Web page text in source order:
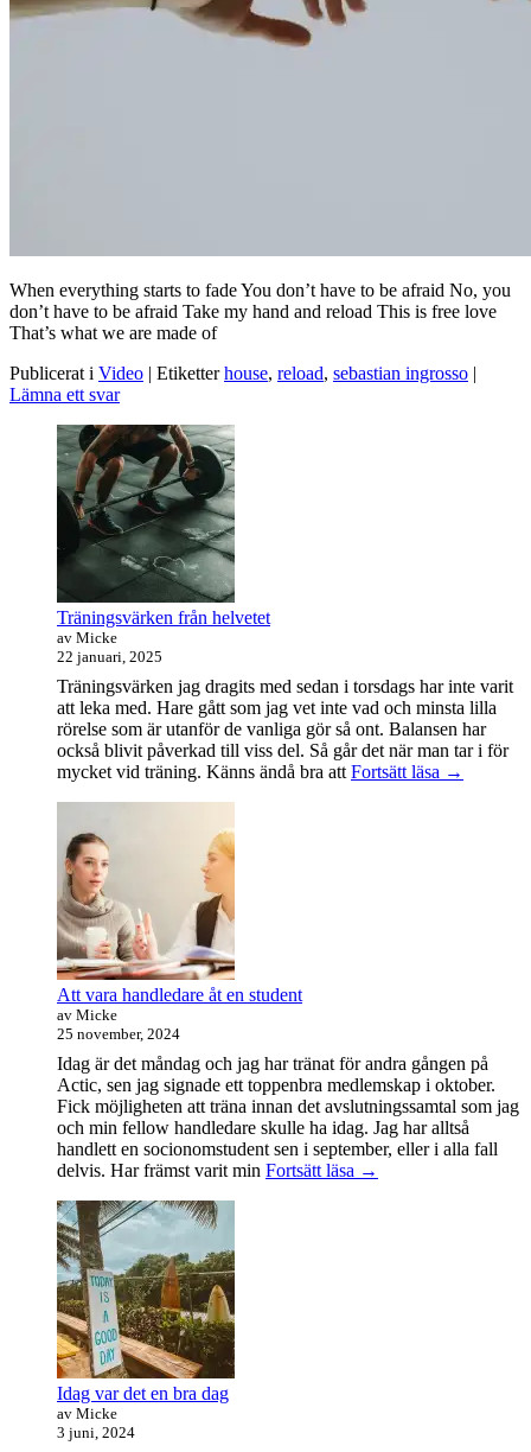
When everything starts to fade You don’t have to be afraid No, you
don’t have to be afraid Take my hand and reload This is free love
That’s what we are made of
Publicerat i Video | Etiketter house, reload, sebastian ingrosso |
Lämna ett svar
Primära
sidofältet
Widget
område
Träningsvärken från helvetet
av Micke
22 januari, 2025
Träningsvärken jag dragits med sedan i torsdags har inte varit
att leka med. Hare gått som jag vet inte vad och minsta lilla
rörelse som är utanför de vanliga gör så ont. Balansen har
också blivit påverkad till viss del. Så går det när man tar i för
mycket vid träning. Känns ändå bra att Fortsätt läsa →
Att vara handledare åt en student
av Micke
25 november, 2024
Idag är det måndag och jag har tränat för andra gången på
Actic, sen jag signade ett toppenbra medlemskap i oktober.
Fick möjligheten att träna innan det avslutningssamtal som jag
och min fellow handledare skulle ha idag. Jag har alltså
handlett en socionomstudent sen i september, eller i alla fall
delvis. Har främst varit min Fortsätt läsa Att
→
Idag var det en bra dag
av Micke
3 juni, 2024